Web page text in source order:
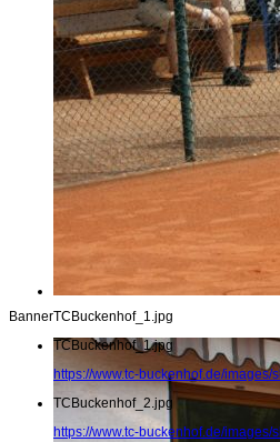
TCBuckenhof_1.jpg
Banner
TCBuckenhof_1.jpg
https://www.tc-buckenhof.de/
TCBuckenhof_2.jpg
https://www.tc-buckenhof.de/